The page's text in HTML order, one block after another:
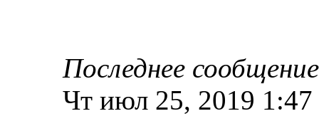
Последнее сообщение
Чт июл 25, 2019 1:47